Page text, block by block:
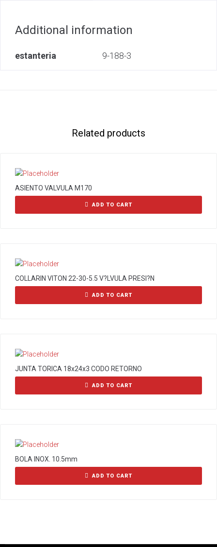
Additional information
estanteria 9-188-3
Related products
ASIENTO VALVULA M170
ADD TO CART
COLLARIN VITON 22-30-5.5 V?LVULA PRESI?N
ADD TO CART
JUNTA TORICA 18x24x3 CODO RETORNO
ADD TO CART
BOLA INOX. 10.5mm
ADD TO CART